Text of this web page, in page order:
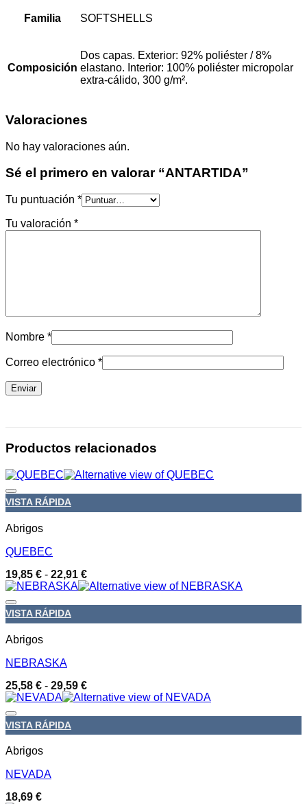
Familia SOFTSHELLS
Composición
Dos capas. Exterior: 92% poliéster / 8%
elastano. Interior: 100% poliéster micropolar
extra-cálido, 300 g/m².
Valoraciones
No hay valoraciones aún.
Sé el primero en valorar “ANTARTIDA”
Tu puntuación *
Tu valoración *
Nombre *
Correo electrónico *
Productos relacionados
VISTA RÁPIDA
Abrigos
QUEBEC
19,85 € - 22,91 €Rango
de
desde
VISTA RÁPIDA
Abrigos
NEBRASKA
25,58 € - 29,59 €Rango
de
desde
VISTA RÁPIDA
Abrigos
NEVADA
18,69 €